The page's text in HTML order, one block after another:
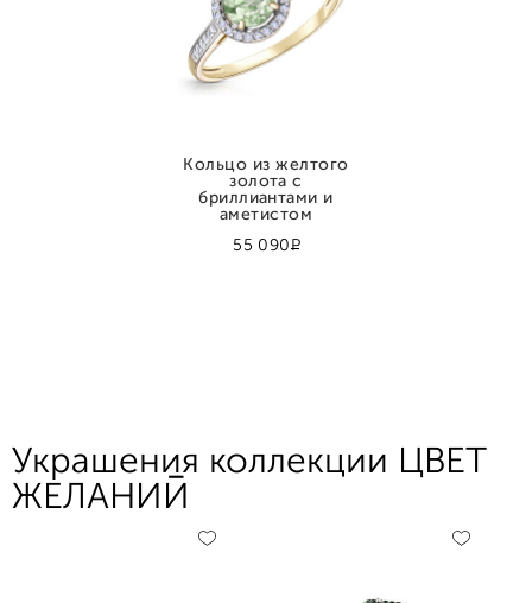
55 090Р
Кольцо из желтого
золота с
бриллиантами и
аметистом
Украшения коллекции ЦВЕТ
ЖЕЛАНИЙ